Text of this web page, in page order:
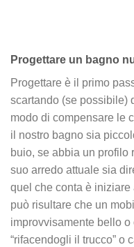
Progettare un bagno
Progettare è il primo
scartando (se possibile)
modo di compensare le
il nostro bagno sia
buio, se abbia un profilo
suo arredo attuale sia
quel che conta è iniziare
può risultare che un
improvvisamente bello
“rifacendogli il trucco” o